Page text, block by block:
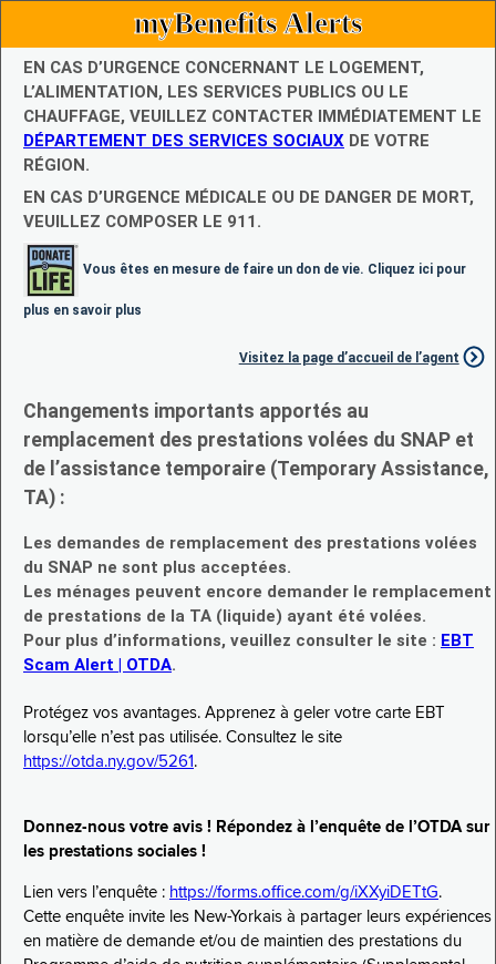
myBenefits Alerts
EN CAS D’URGENCE CONCERNANT LE LOGEMENT,
L’ALIMENTATION, LES SERVICES PUBLICS OU LE
CHAUFFAGE, VEUILLEZ CONTACTER IMMÉDIATEMENT LE
DÉPARTEMENT DES SERVICES SOCIAUX DE VOTRE
RÉGION.
EN CAS D’URGENCE MÉDICALE OU DE DANGER DE MORT,
VEUILLEZ COMPOSER LE 911.
Vous êtes en mesure de faire un don de vie. Cliquez ici pour
plus en savoir plus
Visitez la page d’accueil de l’agent
Changements importants apportés au
remplacement des prestations volées du SNAP et
de l’assistance temporaire (Temporary Assistance,
TA) :
Les demandes de remplacement des prestations volées
du SNAP ne sont plus acceptées.
Les ménages peuvent encore demander le remplacement
de prestations de la TA (liquide) ayant été volées.
Pour plus d’informations, veuillez consulter le site : EBT
Scam Alert | OTDA.
Protégez vos avantages. Apprenez à geler votre carte EBT
lorsqu’elle n’est pas utilisée. Consultez le site
https://otda.ny.gov/5261 .
Donnez-nous votre avis ! Répondez à l’enquête de l’OTDA sur
les prestations sociales !
Lien vers l’enquête : https://forms.office.com/g/iXXyiDETtG.
Cette enquête invite les New-Yorkais à partager leurs expériences
en matière de demande et/ou de maintien des prestations du